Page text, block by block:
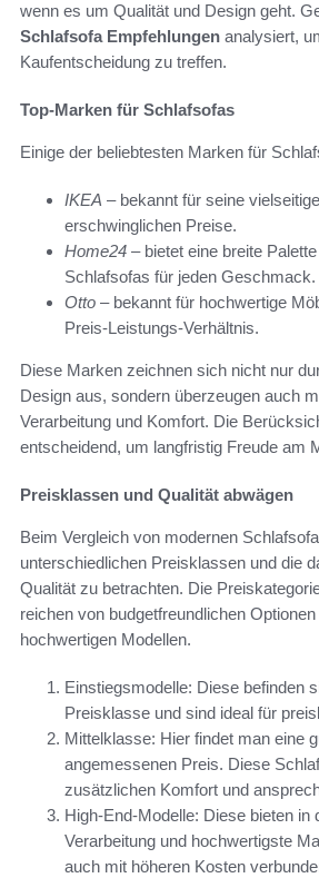
wenn es um Qualität und Design geht.
Schlafsofa Empfehlungen analysiert,
Kaufentscheidung zu treffen.
Top-Marken für Schlafsofas
Einige der beliebtesten Marken für
IKEA – bekannt für seine
erschwinglichen Preise.
Home24 – bietet eine breite
Schlafsofas für jeden Geschmack.
Otto – bekannt für hochwertige
Preis-Leistungs-Verhältnis.
Diese Marken zeichnen sich nicht nur
Design aus, sondern überzeugen auch
Verarbeitung und Komfort. Die
entscheidend, um langfristig Freude am
Preisklassen und Qualität abwägen
Beim Vergleich von modernen
unterschiedlichen Preisklassen und die
Qualität zu betrachten. Die
reichen von budgetfreundlichen
hochwertigen Modellen.
Einstiegsmodelle: Diese befinden
Preisklasse und sind ideal für
Mittelklasse: Hier findet man eine
angemessenen Preis. Diese
zusätzlichen Komfort und
High-End-Modelle: Diese bieten in
Verarbeitung und hochwertigste
auch mit höheren Kosten